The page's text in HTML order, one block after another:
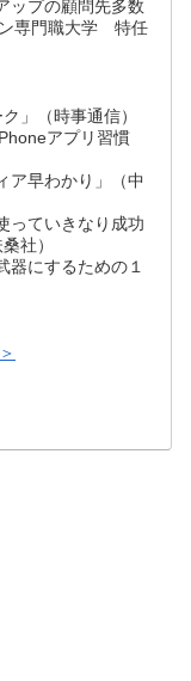
ップの顧問先多数
専門職大学 特任
」（時事通信）
アプリ習慣
ア早わかり」（中
っていきなり成功
社）
器にするための１